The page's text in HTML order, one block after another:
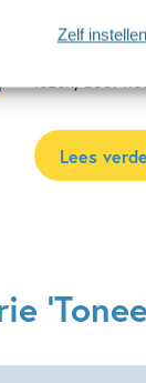
Zelf instellen
doordat je
de beurt
Lees